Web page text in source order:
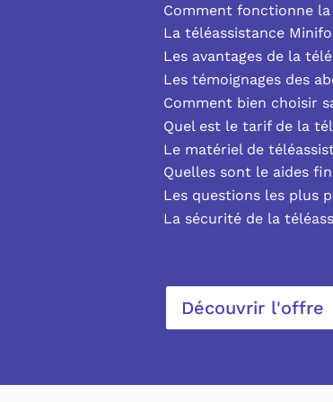
Comment fonctionne
La téléassistance
Les avantages de la
Les témoignages des
Comment bien choisir
Quel est le tarif de la
Le matériel de
Quelles sont le aides
Les questions les plus
La sécurité de la
Découvrir l'offre